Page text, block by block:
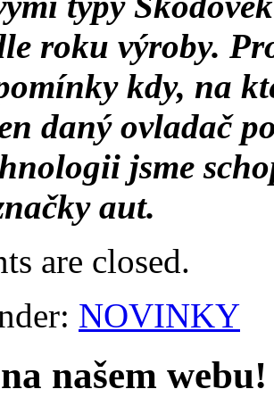
roku výroby.
kdy, na
daný ovladač
jsme
aut.
are closed.
NOVINKY
našem webu!